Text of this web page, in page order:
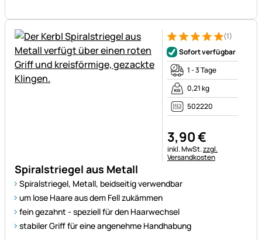
Spiralstriegel aus Metall
Spiralstriegel, Metall, beidseitig verwendbar
um lose Haare aus dem Fell zukämmen
fein gezahnt - speziell für den Haarwechsel
stabiler Griff für eine angenehme Handhabung
Bewertung: 5 von 5 (1
1 Bewertung
(1)
Sofort verfügbar
1 - 3 Tage
0,21 kg
502220
3,90€
Steuerhinweis:
inkl. MwSt.zzgl.
Versandkosten